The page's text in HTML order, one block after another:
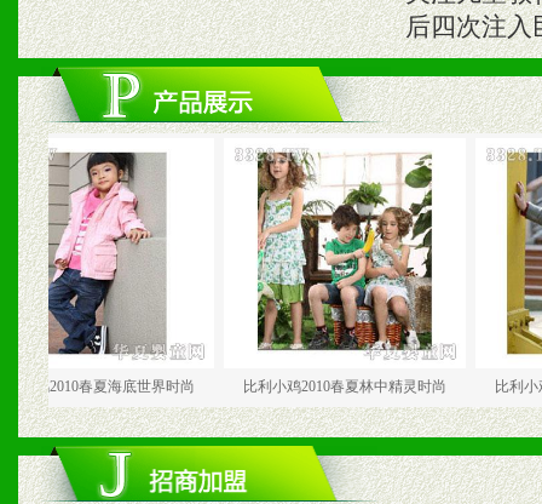
后四次注入
春夏海底世界时尚 比利小鸡2010春夏林中精灵时尚 比利小鸡2010